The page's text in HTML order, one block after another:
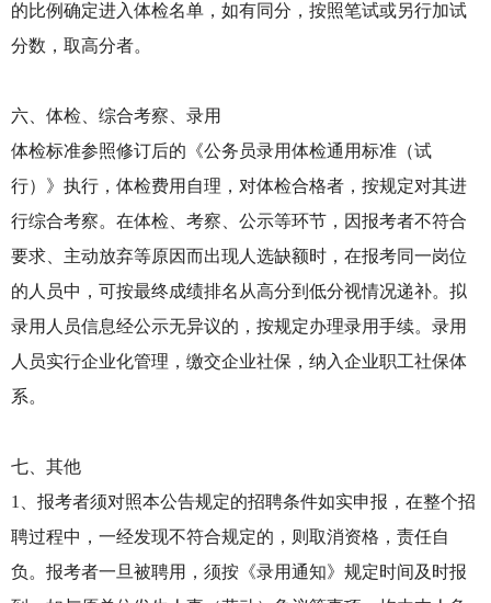
的比例确定进入体检名单，如有同分，按照笔试或另行加试
分数，取高分者。
六、体检、综合考察、录用
体检标准参照修订后的《公务员录用体检通用标准（试
行）》执行，体检费用自理，对体检合格者，按规定对其进
行综合考察。在体检、考察、公示等环节，因报考者不符合
要求、主动放弃等原因而出现人选缺额时，在报考同一岗位
的人员中，可按最终成绩排名从高分到低分视情况递补。拟
录用人员信息经公示无异议的，按规定办理录用手续。录用
人员实行企业化管理，缴交企业社保，纳入企业职工社保体
系。
七、其他
1、报考者须对照本公告规定的招聘条件如实申报，在整个招
聘过程中，一经发现不符合规定的，则取消资格，责任自
负。报考者一旦被聘用，须按《录用通知》规定时间及时报